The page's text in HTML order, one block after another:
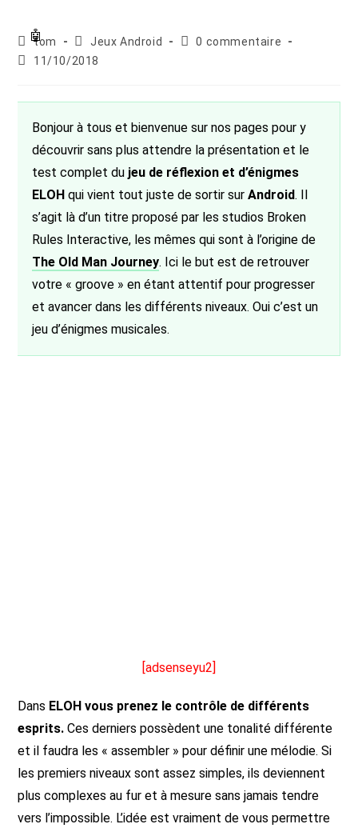
Auteur/autrice
de
tom
Post
category:
Jeux Android
Commentaires
0 commentaire
Publication
11/10/2018
Bonjour à tous et bienvenue sur nos pages pour y
découvrir sans plus attendre la présentation et le
test complet du jeu de réflexion et d’énigmes
ELOH qui vient tout juste de sortir surAndroid. Il
s’agit là d’un titre proposé par les studios Broken
Rules Interactive, les mêmes qui sont à l’origine de
The Old Man Journey. Ici le but est de retrouver
votre « groove » en étant attentif pour progresser
et avancer dans les différents niveaux. Oui c’est un
jeu d’énigmes musicales.
[adsenseyu2]
Dans ELOH vous prenez le contrôle de différents
esprits.Ces derniers possèdent une tonalité différente
et il faudra les « assembler » pour définir une mélodie. Si
les premiers niveaux sont assez simples, ils deviennent
plus complexes au fur et à mesure sans jamais tendre
vers l’impossible. L’idée est vraiment de vous permettre